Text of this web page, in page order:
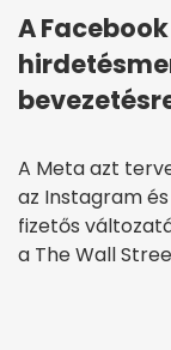
A
A Meta azt
az Instagram
fizetős
a The Wall